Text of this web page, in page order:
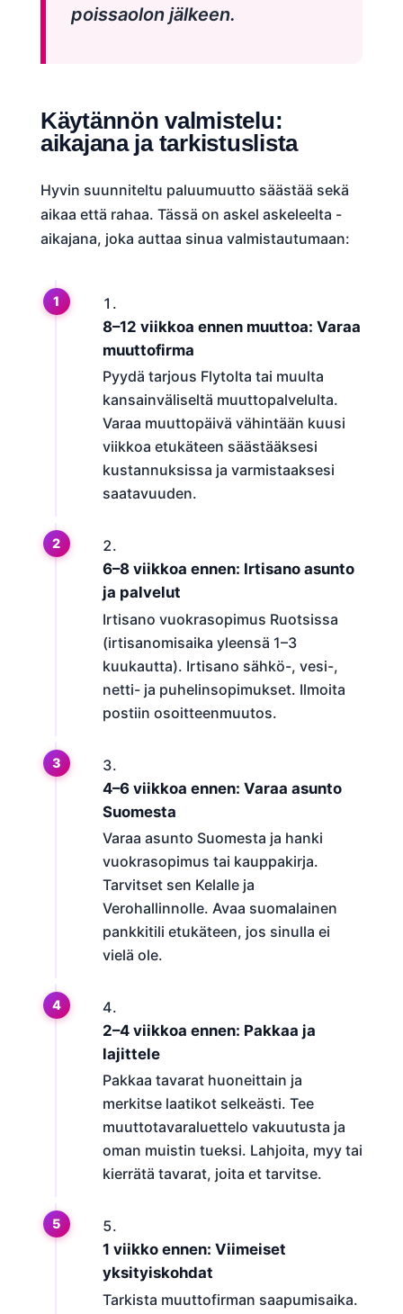
poissaolon jälkeen.
Käytännön valmistelu:
aikajana ja tarkistuslista
Hyvin suunniteltu paluumuutto säästää sekä
aikaa että rahaa. Tässä on askel askeleelta -
aikajana, joka auttaa sinua valmistautumaan:
8–12 viikkoa ennen muuttoa: Varaa
muuttofirma
Pyydä tarjous Flytolta tai muulta
kansainväliseltä muuttopalvelulta.
Varaa muuttopäivä vähintään kuusi
viikkoa etukäteen säästääksesi
kustannuksissa ja varmistaaksesi
saatavuuden.
6–8 viikkoa ennen: Irtisano asunto
ja palvelut
Irtisano vuokrasopimus Ruotsissa
(irtisanomisaika yleensä 1–3
kuukautta). Irtisano sähkö-, vesi-,
netti- ja puhelinsopimukset. Ilmoita
postiin osoitteenmuutos.
4–6 viikkoa ennen: Varaa asunto
Suomesta
Varaa asunto Suomesta ja hanki
vuokrasopimus tai kauppakirja.
Tarvitset sen Kelalle ja
Verohallinnolle. Avaa suomalainen
pankkitili etukäteen, jos sinulla ei
vielä ole.
2–4 viikkoa ennen: Pakkaa ja
lajittele
Pakkaa tavarat huoneittain ja
merkitse laatikot selkeästi. Tee
muuttotavaraluettelo vakuutusta ja
oman muistin tueksi. Lahjoita, myy tai
kierrätä tavarat, joita et tarvitse.
1 viikko ennen: Viimeiset
yksityiskohdat
Tarkista muuttofirman saapumisaika.